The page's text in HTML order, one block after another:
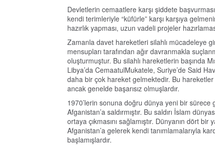
Devletlerin cemaatlere karşı şiddete
kendi terimleriyle “küfürle” karşı karşıya
hazırlık yapması, uzun vadeli projeler
Zamanla davet hareketleri silahlı mücadeleye
mensupları tarafından ağır davranmakla
oluşturmuştur. Bu silahlı hareketlerin başında
Libya’da CemaatulMukatele, Suriye’de Said
daha bir çok hareket gelmektedir. Bu
ancak genelde başarısız olmuşlardır.
1970’lerin sonuna doğru dünya yeni bir
Afganistan’a saldırmıştır. Bu saldırı İslam
ortaya çıkmasını sağlamıştır. Dünyanın dört
Afganistan’a gelerek kendi tanımlamalarıyla
başlamışlardır.